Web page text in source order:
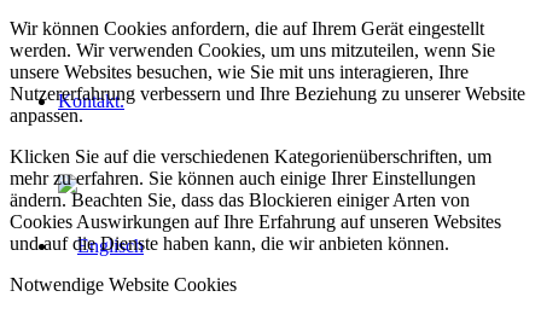
Kontakt.
Wir können Cookies anfordern, die auf Ihrem Gerät eingestellt
werden. Wir verwenden Cookies, um uns mitzuteilen, wenn Sie
unsere Websites besuchen, wie Sie mit uns interagieren, Ihre
Nutzererfahrung verbessern und Ihre Beziehung zu unserer Website
anpassen.
Klicken Sie auf die verschiedenen Kategorienüberschriften, um
mehr zu erfahren. Sie können auch einige Ihrer Einstellungen
ändern. Beachten Sie, dass das Blockieren einiger Arten von
Cookies Auswirkungen auf Ihre Erfahrung auf unseren Websites
und auf die Dienste haben kann, die wir anbieten können.
Notwendige Website Cookies